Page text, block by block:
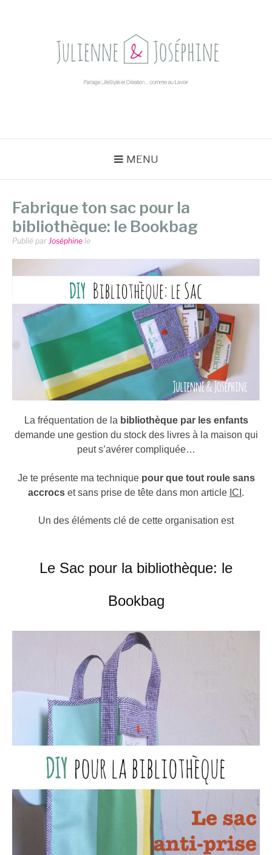
MENU
Fabrique ton sac pour la
bibliothèque: le Bookbag
Publié par Joséphine le
La fréquentation de la bibliothèque par les enfants
demande une gestion du stock des livres à la maison qui
peut s’avérer compliquée…
Je te présente ma technique pour que tout roule sans
accrocs et sans prise de tête dans mon article ICI .
Un des éléments clé de cette organisation est
Le Sac pour la bibliothèque: le
Bookbag